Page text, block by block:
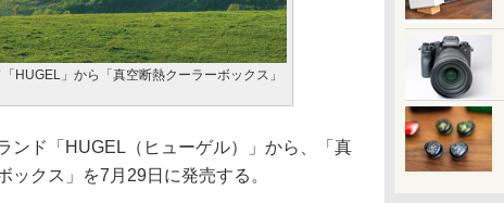
HUGEL」から「真空断熱クーラーボックス」
ド「HUGEL（ヒューゲル）」から、「真
クス」を7月29日に発売する。